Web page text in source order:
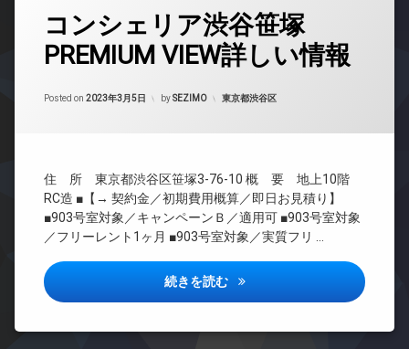
ト
コンシェリア渋谷笹塚
PREMIUM VIEW詳しい情報
Posted on 2023年3月5日 bySEZIMO カテゴリー:
東京都渋谷区
住 所 東京都渋谷区笹塚3-76-10 概 要 地上10階
RC造 ■【→ 契約金／初期費用概算／即日お見積り】
■903号室対象／キャンペーンＢ／適用可 ■903号室対象
／フリーレント1ヶ月 ■903号室対象／実質フリ …
続きを読む コンシェリア渋谷笹塚
タ